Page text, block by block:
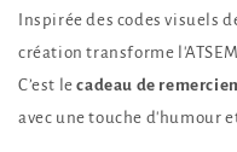
Inspirée des codes visuels
création transforme
C’est lecadeau de
avec une touche d'humour